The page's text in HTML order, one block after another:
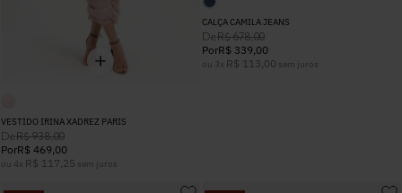
VESTIDO IRINA XADREZ PARIS
DeR$ 938,00
PorR$ 469,00
ou 4 x R$ 117,25 sem juros
CALÇA CAMILA JEANS
DeR$ 678,00
PorR$ 339,00
ou 3 x R$ 113,00 sem juros